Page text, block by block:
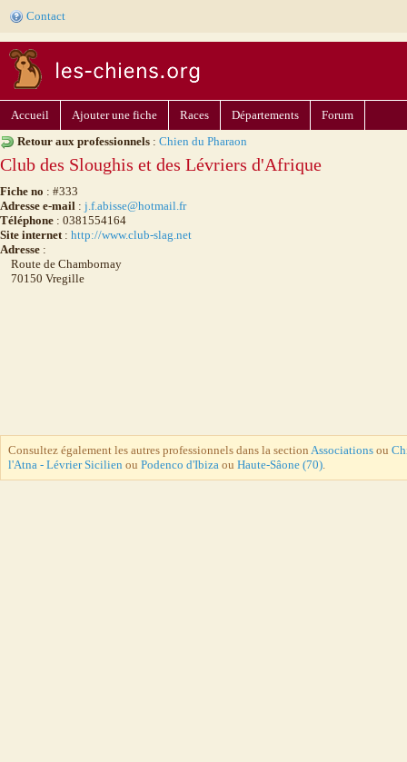
Contact
Accueil Ajouter une fiche Races Départements
Forum
Retour aux professionnels : Chien du Pharaon
Club des Sloughis et des Lévriers d'Afrique
Fiche no : #333
Adresse e-mail : j.f.abisse@hotmail.fr
Téléphone : 0381554164
Site internet: http://www.club-slag.net
Adresse :
Route de Chambornay
70150 Vregille
Consultez également les autres professionnels dans la section Associations ou
l'Atna - Lévrier Sicilien ou Podenco d'Ibiza ou Haute-Sâone (70).